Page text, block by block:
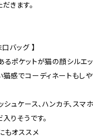
きます。
バッグ 】
ポケットが猫の顔シルエ
猫感でコーディネートもし
シュケース、ハンカチ、スマ
りそうです。
もオススメ